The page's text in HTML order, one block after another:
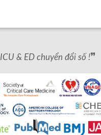
ICU & ED chuyển đổi số !❞